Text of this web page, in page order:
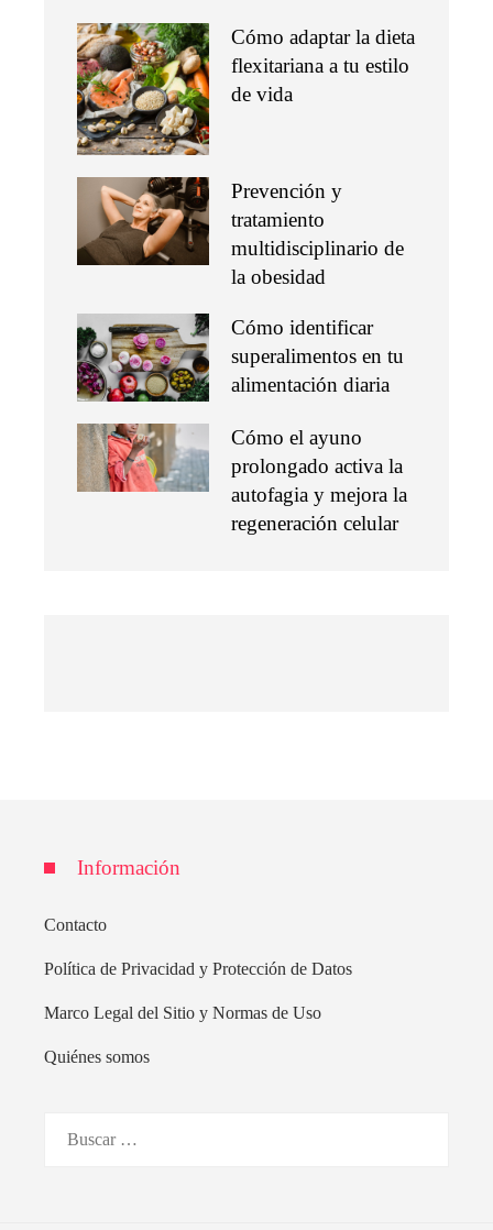
Cómo adaptar la dieta
flexitariana a tu estilo
de vida
Prevención y
tratamiento
multidisciplinario de
la obesidad
Cómo identificar
superalimentos en tu
alimentación diaria
Cómo el ayuno
prolongado activa la
autofagia y mejora la
regeneración celular
Información
Contacto
Política de Privacidad y Protección de Datos
Marco Legal del Sitio y Normas de Uso
Quiénes somos